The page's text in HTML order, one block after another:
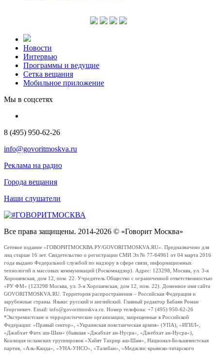
Новости
Интервью
Программы и ведущие
Сетка вещания
Мобильное приложение
Мы в соцсетях
8 (495) 950-62-26
info@govoritmoskva.ru
Реклама на радио
Города вещания
Наши слушатели
Все права защищены. 2014-2026 © «Говорит Москва»
Сетевое издание «ГОВОРИТМОСКВА.РУ/GOVORITMOSKVA.RU». Предназначено для
лиц старше 16 лет. Свидетельство о регистрации СМИ Эл № 77-64961 от 04 марта 2016
года выдано Федеральной службой по надзору в сфере связи, информационных
технологий и массовых коммуникаций (Роскомнадзор). Адрес: 123298, Москва, ул. 3-я
Хорошевская, дом 12, пом. 22. Учредитель Общество с ограниченной ответственностью
«РУ ФМ» (123298 Москва, ул. 3-я Хорошевская, дом 12, пом. 22). Доменное имя сайта
GOVORITMOSKVA.RU. Территория распространения – Российская Федерация и
зарубежные страны. Языки: русский и английский. Главный редактор Бабаян Роман
Георгиевич. Email: info@govoritmoskva.ru. Номер телефона: +7 (495) 950-62-26
*Экстремистские и террористические организации, запрещенные в Российской
Федерации: «Правый сектор», «Украинская повстанческая армия» (УПА), «ИГИЛ»,
«Джабхат Фатх аш-Шам» (бывшая «Джабхат ан-Нусра», «Джебхат ан-Нусра»),
Коалиция исламских группировок «Хайят Тахрир аш-Шам», Национал-Большевистская
партия, «Аль-Каида», «УНА-УНСО», «Талибан», «Меджлис крымско-татарского